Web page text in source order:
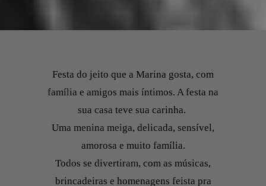
Festa do jeito que a Marina gosta, com
família e amigos mais íntimos. A festa na
sua casa teve sua carinha.
Uma menina meiga, delicada, sensível,
amorosa e muito família.
Todos se divertiram, com as músicas,
brincadeiras e homenagens feista pra